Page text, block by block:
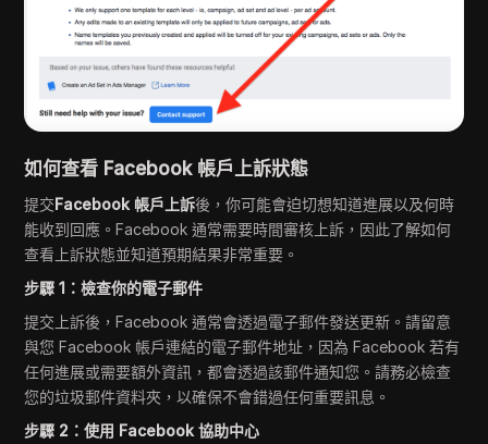
如何查看 Facebook 帳戶上訴狀態
提交Facebook 帳戶上訴後，你可能會迫切想知道進展以及何時
能收到回應。Facebook 通常需要時間審核上訴，因此了解如何
查看上訴狀態並知道預期結果非常重要。
步驟 1：檢查你的電子郵件
提交上訴後，Facebook 通常會透過電子郵件發送更新。請留意
與您 Facebook 帳戶連結的電子郵件地址，因為 Facebook 若有
任何進展或需要額外資訊，都會透過該郵件通知您。請務必檢查
您的垃圾郵件資料夾，以確保不會錯過任何重要訊息。
步驟 2：使用 Facebook 協助中心